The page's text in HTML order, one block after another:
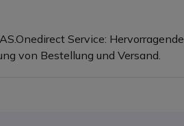
Service: Hervorragende,
von Bestellung und Versand.